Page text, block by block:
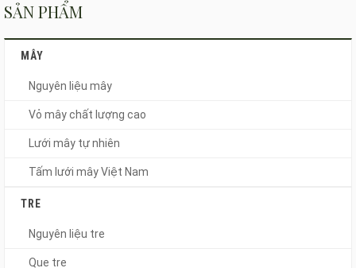
SẢN PHẨM
MÂY
Nguyên liệu mây
Vỏ mây chất lượng cao
Lưới mây tự nhiên
Tấm lưới mây Việt Nam
TRE
Nguyên liệu tre
Que tre